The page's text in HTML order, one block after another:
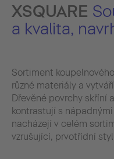
XSQUARE
a kvalita,
Sortiment
různé materiály a
Dřevěné povrchy skříní
kontrastují s
nacházejí v celém
vzrušující, prvotřídní styl.